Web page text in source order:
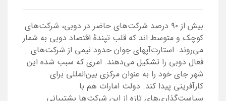
بیش از ۹۰ درصد شرکت‌های حاضر در دوبی،‌ شرکت‌های
کوچک و متوسط اند که قلب تپندهٔ اقتصاد دوبی به شمار
می‌روند. استارت‌آپهای جوان حدود نیمی از شرکت‌های
فعال دوبی را تشکیل می‌دهند. امری که سبب شده این
شهر جای خود را به عنوان مرکزی بین‌المللی برای
کارآفرینی پیدا کند. دولت امارات هم با
سیاست‌گذاری‌های تازه از این شرکت‌ها پشتیبانی